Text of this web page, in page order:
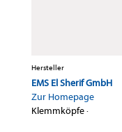
Hersteller
EMS El Sherif GmbH
Zur Homepage
Klemmköpfe·